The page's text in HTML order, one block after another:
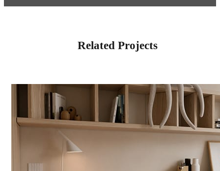
Related Projects